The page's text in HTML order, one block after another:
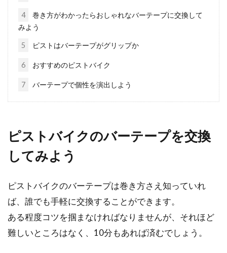
bb30aってご存知ですか。書き間違いでaが多い
こんにちは、じてんしゃライターふくだです。
する方法を教えて！
自転車は、タイヤなど数多くのパーツで構成さ
うため、...
4
巻き方がわかったらおしゃれなバーテープに交換して
みよう
5 ピストはバーテープがグリップか
6 おすすめのピストバイク
7 バーテープで個性を演出しよう
ピストバイクのバーテープを交換
してみよう
ピストバイクのバーテープは巻き方さえ知っていれ
ば、誰でも手軽に交換することができます。
ある程度コツを掴まなければなりませんが、それほど
難しいところはなく、10分もあれば済むでしょう。